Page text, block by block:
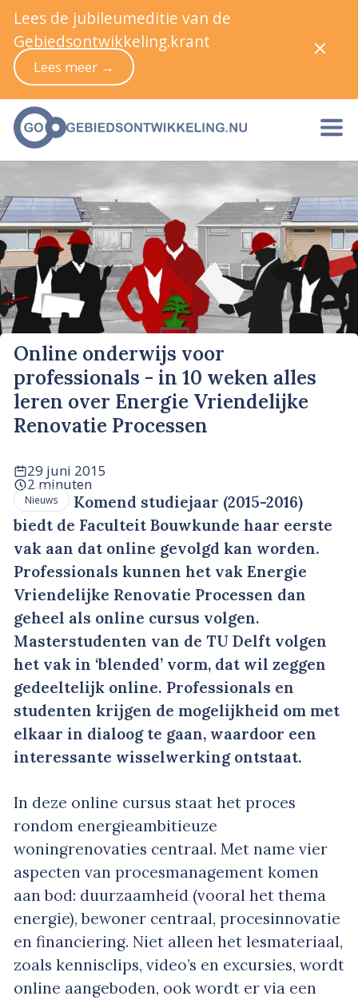
Online onderwijs voor
professionals - in 10 weken alles
leren over Energie Vriendelijke
Renovatie Processen
29 juni 2015
2 minuten
Nieuws
Komend studiejaar (2015-2016)
biedt de Faculteit Bouwkunde haar eerste
vak aan dat online gevolgd kan worden.
Professionals kunnen het vak Energie
Vriendelijke Renovatie Processen dan
geheel als online cursus volgen.
Masterstudenten van de TU Delft volgen
het vak in ‘blended’ vorm, dat wil zeggen
gedeeltelijk online. Professionals en
studenten krijgen de mogelijkheid om met
elkaar in dialoog te gaan, waardoor een
interessante wisselwerking ontstaat.
In deze online cursus staat het proces
rondom energieambitieuze
woningrenovaties centraal. Met name vier
aspecten van procesmanagement komen
aan bod: duurzaamheid (vooral het thema
energie), bewoner centraal, procesinnovatie
en financiering. Niet alleen het lesmateriaal,
zoals kennisclips, video’s en excursies, wordt
online aangeboden, ook wordt er via een
Lees de jubileumeditie van de
Gebiedsontwikkeling.krant
Lees meer →